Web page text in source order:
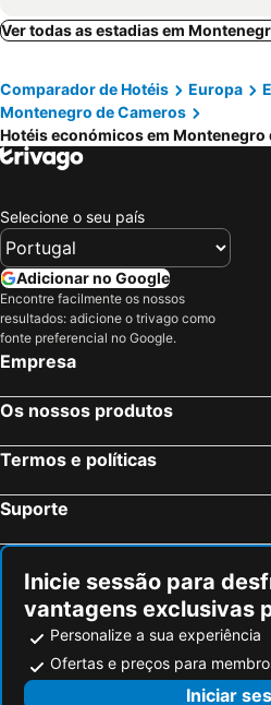
Ver todas as estadias em
Comparador de Hotéis Europa
Montenegro de Cameros
Hotéis económicos em Montenegro
Selecione o seu país
Adicionar no Google
Encontre facilmente os nossos
resultados: adicione o trivago como
fonte preferencial no Google.
Empresa
Os nossos produtos
Termos e políticas
Suporte
Inicie sessão para
vantagens exclusivas
Personalize a sua experiência
Ofertas e preços para
Iniciar